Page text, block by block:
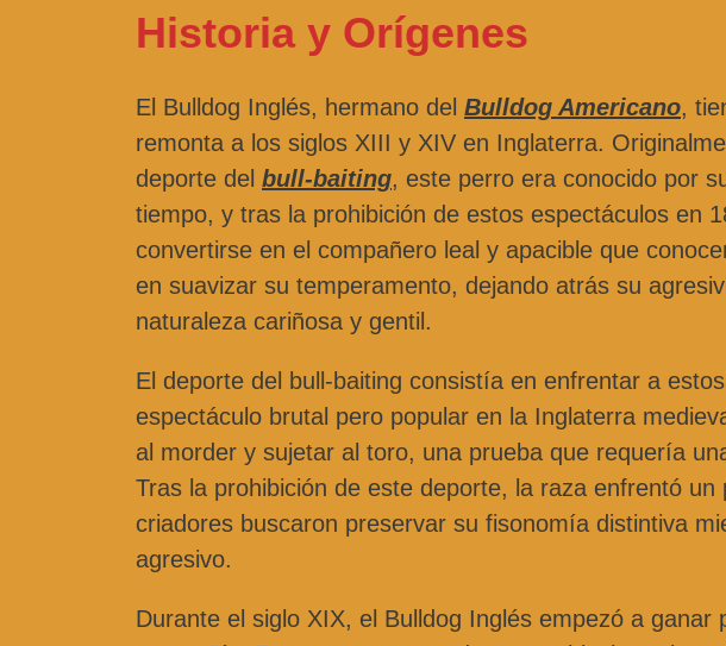
Historia y Orígenes
El Bulldog Inglés, hermano del Bulldog Americano,
remonta a los siglos XIII y XIV en Inglaterra.
deporte del bull-baiting, este perro era conocido por
tiempo, y tras la prohibición de estos espectáculos en
convertirse en el compañero leal y apacible que
en suavizar su temperamento, dejando atrás su
naturaleza cariñosa y gentil.
El deporte del bull-baiting consistía en enfrentar a
espectáculo brutal pero popular en la Inglaterra
al morder y sujetar al toro, una prueba que requería
Tras la prohibición de este deporte, la raza enfrentó
criadores buscaron preservar su fisonomía distintiva
agresivo.
Durante el siglo XIX, el Bulldog Inglés empezó a ganar